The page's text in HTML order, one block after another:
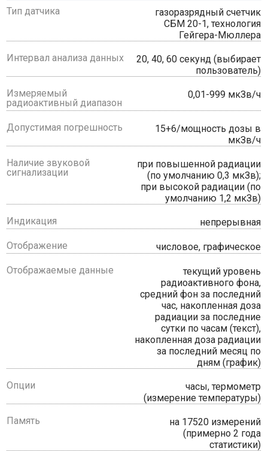
Тип датчика
газоразрядный счетчик
СБМ 20-1, технология
Гейгера-Мюллера
Интервал анализа данных
20, 40, 60 секунд (выбирает
пользователь)
Измеряемый
радиоактивный диапазон
0,01-999 мкЗв/ч
Допустимая погрешность
15+6/мощность дозы в
мкЗв/ч
Наличие звуковой
сигнализации
при повышенной радиации
(по умолчанию 0,3 мкЗв);
при высокой радиации (по
умолчанию 1,2 мкЗв)
Индикация
непрерывная
Отображение числовое, графическое
Отображаемые данные
текущий уровень
радиоактивного фона,
средний фон за последний
час, накопленная доза
радиации за последние
сутки по часам (текст),
накопленная доза радиации
за последний месяц по
дням (график)
Опции
часы, термометр
(измерение температуры)
Память
на 17520 измерений
(примерно 2 года
статистики)